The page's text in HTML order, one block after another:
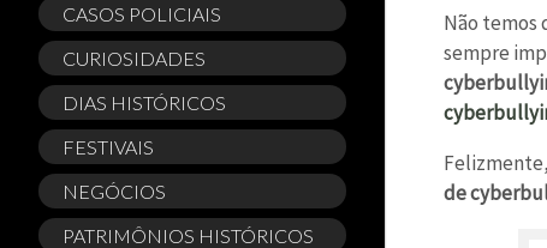
CASOS POLICIAIS
CURIOSIDADES
DIAS HISTÓRICOS
FESTIVAIS
NEGÓCIOS
PATRIMÔNIOS HISTÓRICOS
Não temos
sempre
de